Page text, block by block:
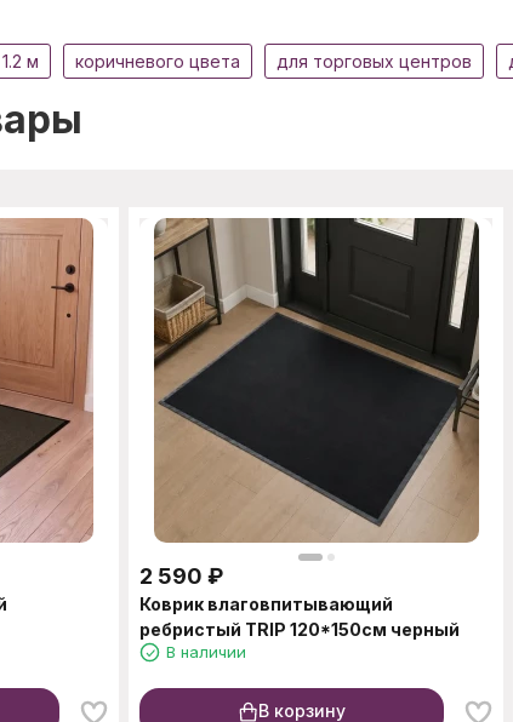
м коричневого цвета для торговых центров
2 590 ₽
Коврик влаговпитывающий
ребристый TRIP 120*150см черный
В наличии
В корзину